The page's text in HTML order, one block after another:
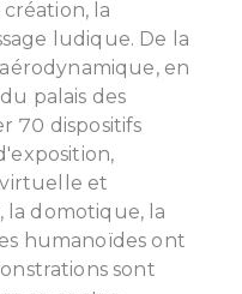
la
ludique. De la
en
palais des
70 dispositifs
virtuelle et
domotique, la
humanoïdes ont
sont